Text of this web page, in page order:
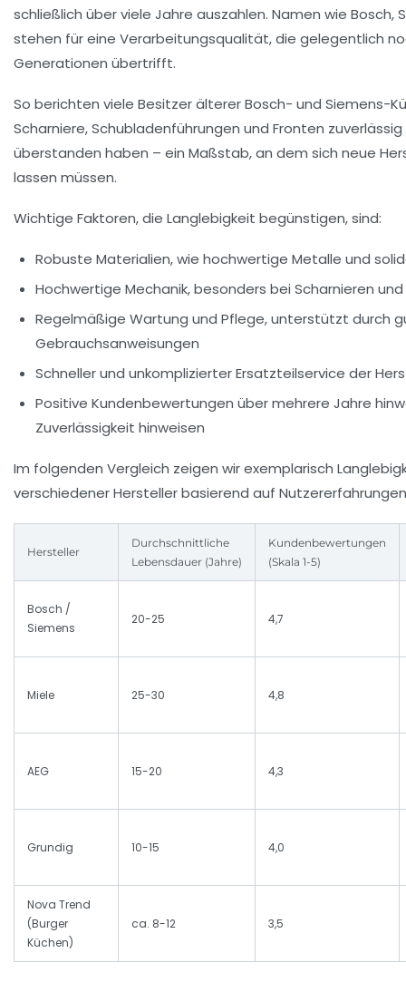
schließlich über viele Jahre auszahlen. Namen wie Bosch,
stehen für eine Verarbeitungsqualität, die gelegentlich
Generationen übertrifft.
So berichten viele Besitzer älterer Bosch- und Siemens-
Scharniere, Schubladenführungen und Fronten
überstanden haben – ein Maßstab, an dem sich neue
lassen müssen.
Wichtige Faktoren, die Langlebigkeit begünstigen, sind:
Robuste Materialien, wie hochwertige Metalle und
Hochwertige Mechanik, besonders bei Scharnieren
Regelmäßige Wartung und Pflege, unterstützt durch
Gebrauchsanweisungen
Schneller und unkomplizierter Ersatzteilservice der
Positive Kundenbewertungen über mehrere Jahre
Zuverlässigkeit hinweisen
Im folgenden Vergleich zeigen wir exemplarisch
verschiedener Hersteller basierend auf
Hersteller
Durchschnittliche
Lebensdauer (Jahre)
Kundenbewertungen
(Skala 1-5)
Bosch /
Siemens
20-25 4,7
Miele 25-30 4,8
AEG 15-20 4,3
Grundig 10-15 4,0
Nova Trend
(Burger
Küchen)
ca. 8-12 3,5